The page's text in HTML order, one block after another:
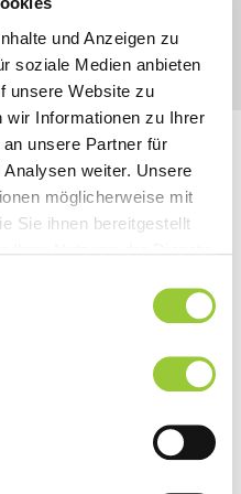
und Anzeigen zu
soziale Medien anbieten
unsere Website zu
wir Informationen zu Ihrer
unsere Partner für
weiter. Unsere
möglicherweise mit
Sie ihnen bereitgestellt
weiterhin nutzen.
Unsere Kollegin
auch individuelle